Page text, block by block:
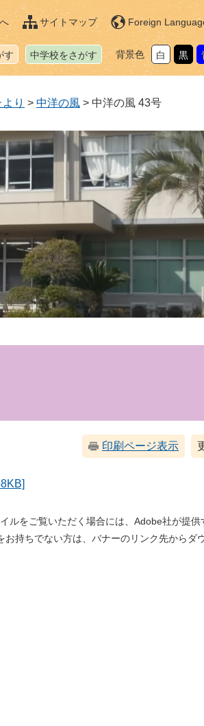
サイトマップ Foreign
す 中学校をさがす 背景色 白 黒
り > 中洋の風 > 中洋の風 43号
印刷ページ表示
ルをご覧いただく場合には、Adobe社が提供
お持ちでない方は、バナーのリンク先からダ